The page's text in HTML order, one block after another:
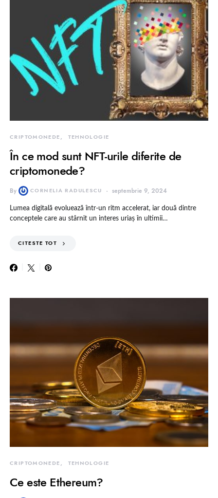
CRIPTOMONEDE TEHNOLOGIE
În ce mod sunt NFT-urile diferite de
criptomonede?
By CORNELIA RADULESCU septembrie 9, 2024
Lumea digitală evoluează într-un ritm accelerat, iar două dintre
conceptele care au stârnit un interes uriaș în ultimii…
CITESTE TOT
CRIPTOMONEDE TEHNOLOGIE
Ce este Ethereum?